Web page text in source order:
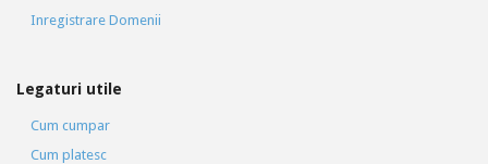
Inregistrare Domenii
Legaturi utile
Cum cumpar
Cum platesc